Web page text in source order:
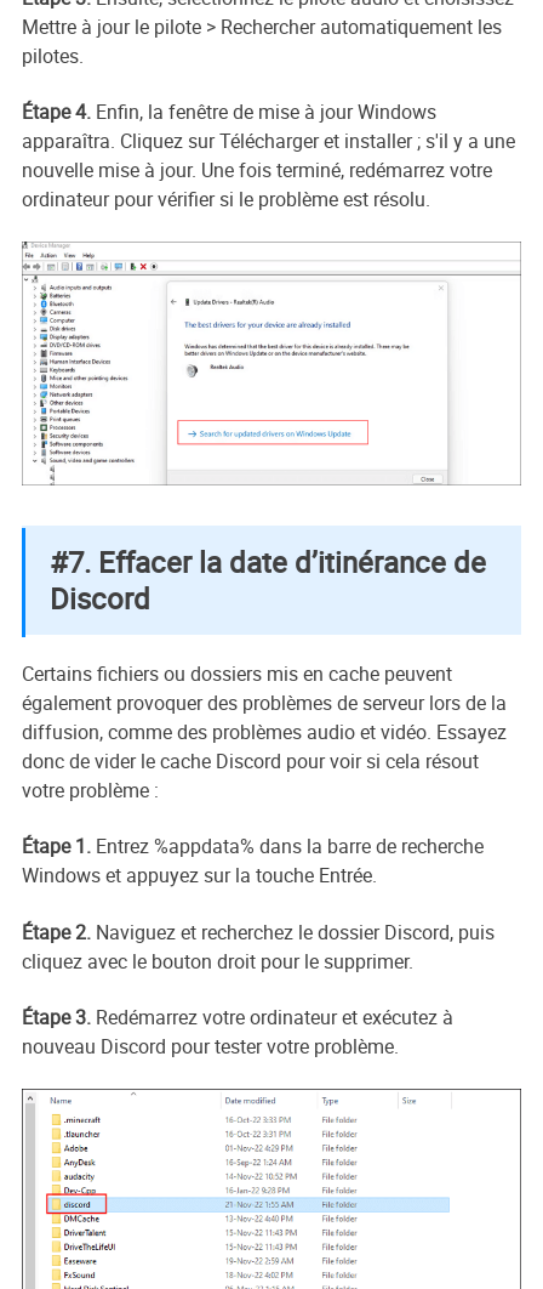
Mettre à jour le pilote > Rechercher automatiquement les
pilotes.
Étape 4.Enfin, la fenêtre de mise à jour Windows
apparaîtra. Cliquez sur Télécharger et installer ; s'il y a une
nouvelle mise à jour. Une fois terminé, redémarrez votre
ordinateur pour vérifier si le problème est résolu.
#7. Effacer la date d’itinérance de
Discord
Certains fichiers ou dossiers mis en cache peuvent
également provoquer des problèmes de serveur lors de la
diffusion, comme des problèmes audio et vidéo. Essayez
donc de vider le cache Discord pour voir si cela résout
votre problème :
Étape 1.Entrez %appdata% dans la barre de recherche
Windows et appuyez sur la touche Entrée.
Étape 2.Naviguez et recherchez le dossier Discord, puis
cliquez avec le bouton droit pour le supprimer.
Étape 3.Redémarrez votre ordinateur et exécutez à
nouveau Discord pour tester votre problème.